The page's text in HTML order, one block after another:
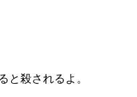
と殺されるよ。